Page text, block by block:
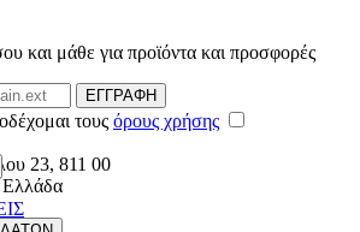
και μάθε για προϊόντα και προσφορές
ΕΓΓΡΑΦΗ
τους όρους χρήσης
23, 811 00
Ελλάδα